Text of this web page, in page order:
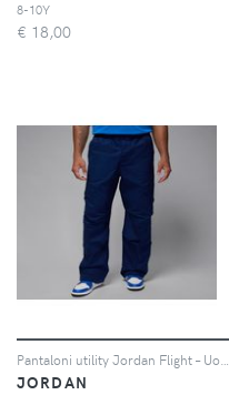
8-10Y
€ 18,00
JORDAN